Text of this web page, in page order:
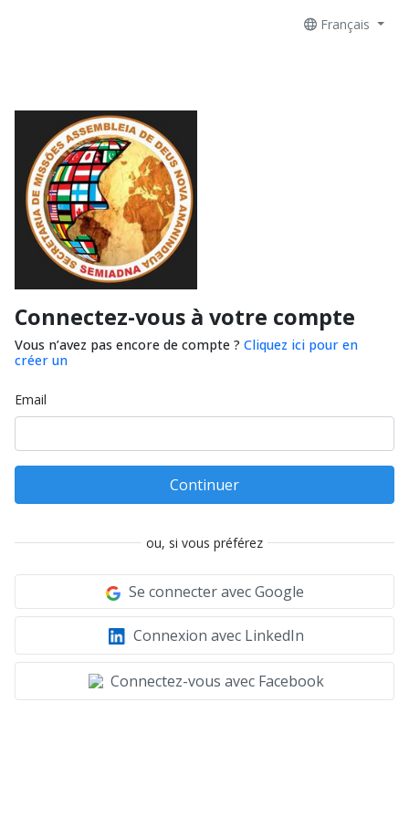
Français
Connectez-vous à votre compte
Vous n’avez pas encore de compte ? Cliquez ici pour en
créer un
Email
Continuer
ou, si vous préférez
Se connecter avec Google
Connexion avec LinkedIn
Connectez-vous avec Facebook